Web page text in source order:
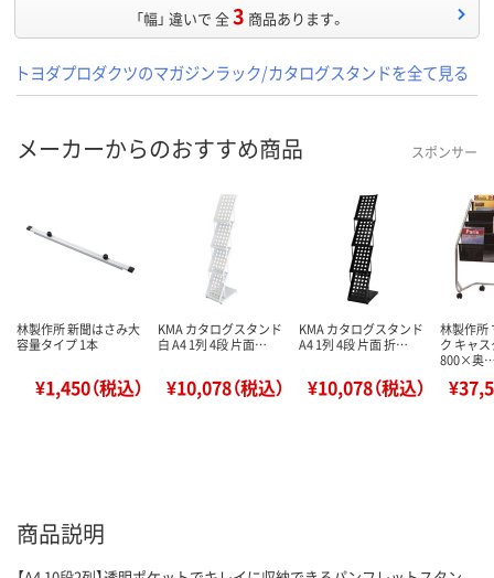
「幅」 違いで 全3 商品あります。
トヨダプロダクツのマガジンラック/カタログスタンドを全て見る
メーカーからのおすすめ商品 スポンサー
林製作所 新聞はさみ大
容量タイプ 1本
¥1,450（税込）
KMA カタログスタンド
白 A4 1列 4段 片面…
¥10,078（税込）
KMA カタログスタンド
A4 1列 4段 片面 折…
¥10,078（税込）
林製作所
ク キャ
800×奥
商品説明